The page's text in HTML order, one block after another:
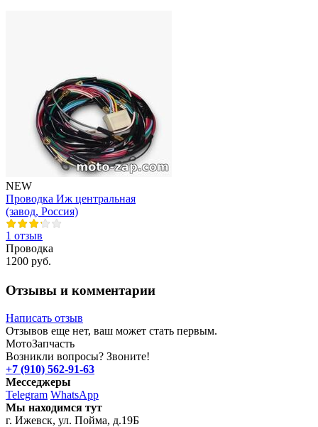
NEW
Проводка Иж центральная
(завод, Россия)
1 отзыв
Проводка
1200 руб.
Отзывы и комментарии
Написать отзыв
Отзывов еще нет, ваш может стать первым.
МотоЗапчасть
Возникли вопросы? Звоните!
+7 (910) 562-91-63
Месседжеры
Telegram WhatsApp
Мы находимся тут
г. Ижевск, ул. Пойма, д.19Б